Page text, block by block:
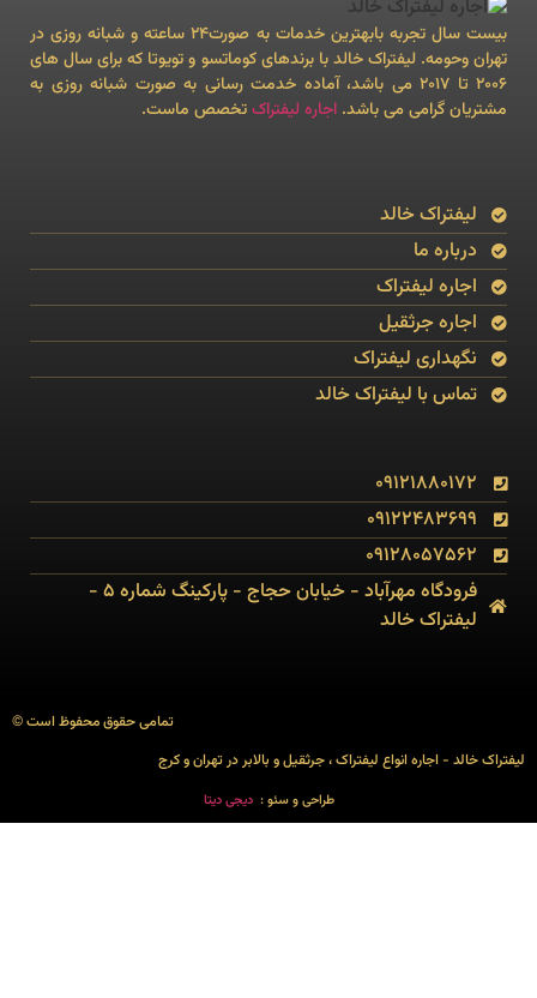
بیست سال تجربه بابهترین خدمات به صورت24 ساعته و شبانه روزی در
تهران وحومه. لیفتراک خالد با برندهای کوماتسو و تویوتا که برای سال های
۲۰۰۶ تا ۲۰۱۷ می باشد، آماده خدمت رسانی به صورت شبانه روزی به
مشتریان گرامی می باشد. اجاره لیفتراکتخصص ماست.
لیفتراک خالد
درباره ما
اجاره لیفتراک
اجاره جرثقیل
نگهداری لیفتراک
تماس با لیفتراک خالد
09121880172
09122483699
09128057562
فرودگاه مهرآباد - خیابان حجاج - پارکینگ شماره 5 -
لیفتراک خالد
تمامی حقوق محفوظ است ©
لیفتراک خالد - اجاره انواع لیفتراک ، جرثقیل و بالابر در تهران و کرج
طراحی و سئو :دیجی دیتا